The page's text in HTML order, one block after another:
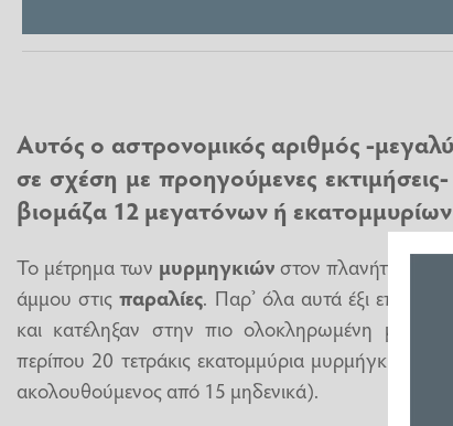
Αυτός ο αστρονομικός αριθμός -
σε σχέση με προηγούμενες εκτιμήσεις-
βιομάζα 12 μεγατόνων ή
Το μέτρημα των μυρμηγκιώνστον πλανήτη μας
άμμου στιςπαραλίες. Παρ’ όλα αυτά έξι
και κατέληξαν στην πιο ολοκληρωμένη μέχρι
περίπου 20 τετράκις εκατομμύρια μυρμήγκια ή
ακολουθούμενος από 15 μηδενικά).